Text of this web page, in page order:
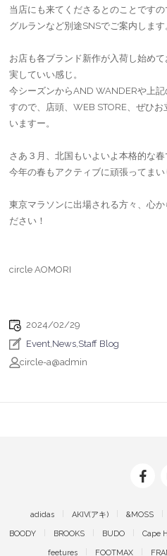
当店にも来てくださるとのことですの
グルランなど別途SNSでご案内します
お店も各ブランド新作が入荷し始め
実していい感じ。
今シーズンからAND WANDERや上
すので、店頭、WEB STORE、ぜひ
いますー。
さあ３月、北国もいよいよ本格的な春
今年の春もアクティブに頑張ってまい
東京マラソンに出場される方々、心
ださい！
circle AOMORI
2024/02/29
Event News Staff Blog
circle-a@admin
adidas AKIV(アキ) &MOSS
BOODY BROOKS BUDO Cape
feetures FOOTMAX